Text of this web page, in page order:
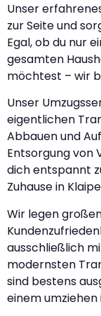
Unser
zur Seite und
Egal, ob du nur
gesamten
möchtest – wir
Unser
eigentlichen
Abbauen und
Entsorgung von
dich entspannt
Zuhause in
Wir legen
ausschließlich
modernsten
sind bestens
einem